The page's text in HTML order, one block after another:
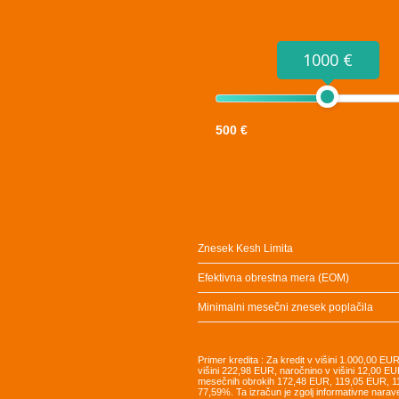
1000 €
500 €
Znesek Kesh Limita
Efektivna obrestna mera (EOM)
Minimalni mesečni znesek poplačila
Primer kredita : Za kredit v višini 1.000,00
višini 222,98 EUR, naročnino v višini 12,00
mesečnih obrokih 172,48 EUR, 119,05 EUR,
77,59%. Ta izračun je zgolj informativne